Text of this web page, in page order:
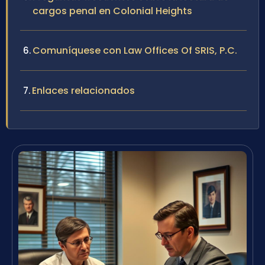
cargos penal en Colonial Heights
Comuníquese con Law Offices Of SRIS, P.C.
Enlaces relacionados